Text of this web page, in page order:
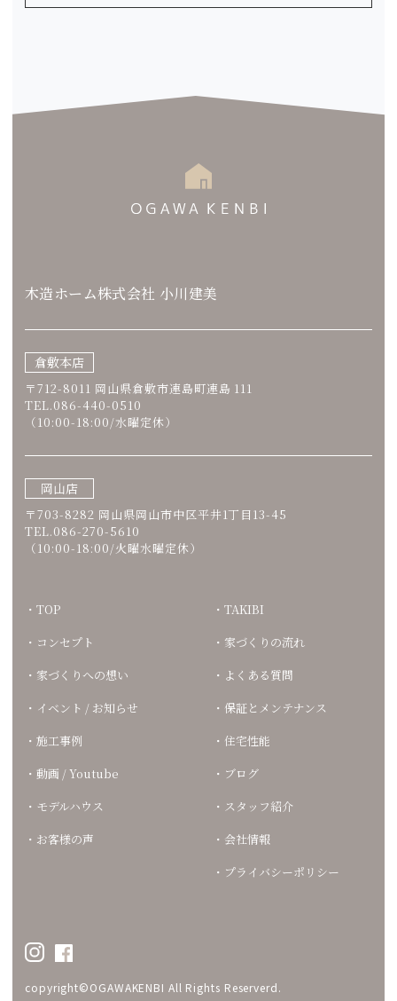
木造ホーム株式会社 小川建美
倉敷本店
〒712-8011 岡山県倉敷市連島町連島 111
TEL.086-440-0510
（10:00-18:00/水曜定休）
岡山店
〒703-8282 岡山県岡山市中区平井1丁目13-45
TEL.086-270-5610
（10:00-18:00/火曜水曜定休）
TOP
コンセプト
家づくりへの想い
イベント / お知らせ
施工事例
動画 / Youtube
モデルハウス
お客様の声
TAKIBI
家づくりの流れ
よくある質問
保証とメンテナンス
住宅性能
ブログ
スタッフ紹介
会社情報
プライバシーポリシー
copyright©OGAWAKENBI All Rights Reserverd.